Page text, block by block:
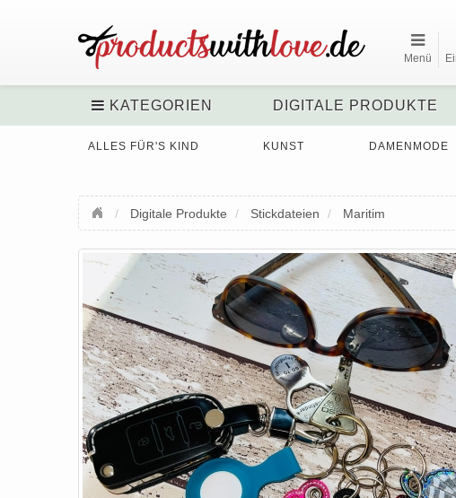
Menü
KATEGORIEN DIGITALE PRODUKTE
ALLES FÜR'S KIND KUNST DAMENMODE
Digitale Produkte Stickdateien Maritim